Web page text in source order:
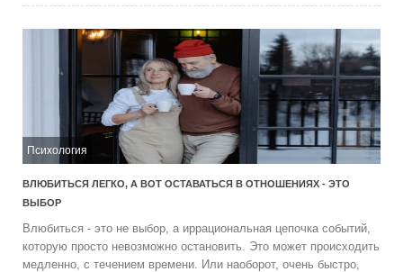
Психология
ВЛЮБИТЬСЯ ЛЕГКО, А ВОТ ОСТАВАТЬСЯ В ОТНОШЕНИЯХ - ЭТО
ВЫБОР
Влюбиться - это не выбор, а иррациональная цепочка событий,
которую просто невозможно остановить. Это может происходить
медленно, с течением времени. Или наоборот, очень быстро,